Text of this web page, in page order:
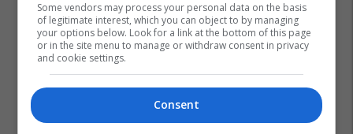
Some vendors may process your personal data on the basis
of legitimate interest, which you can object to by managing
your options below. Look for a link at the bottom of this page
or in the site menu to manage or withdraw consent in privacy
and cookie settings.
Consent